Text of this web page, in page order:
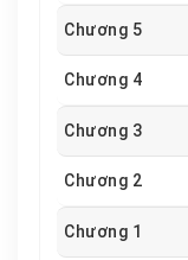
Chương 5
Chương 4
Chương 3
Chương 2
Chương 1